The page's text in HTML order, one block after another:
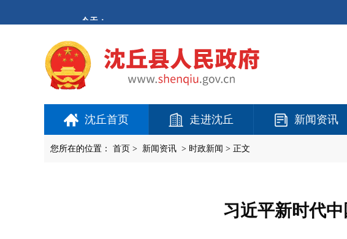
进
沈丘首页 走进沈丘 新闻资讯
您所在的位置： 首页 > 新闻资讯 > 时政新闻 > 正文
习近平新时代